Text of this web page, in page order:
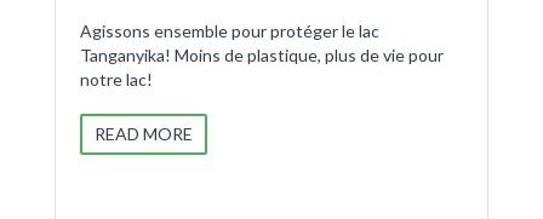
Agissons ensemble pour protéger le lac
Tanganyika! Moins de plastique, plus de vie pour
notre lac!
READ MORE